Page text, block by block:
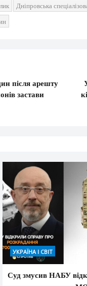
Дніпровська
після арешту
застави
УКРАЇНА І СВІТ
Суд змусив НАБУ